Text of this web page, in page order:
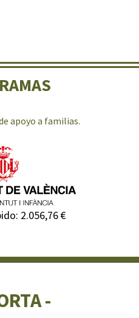
apoyo a familias.
2.056,76 €
-